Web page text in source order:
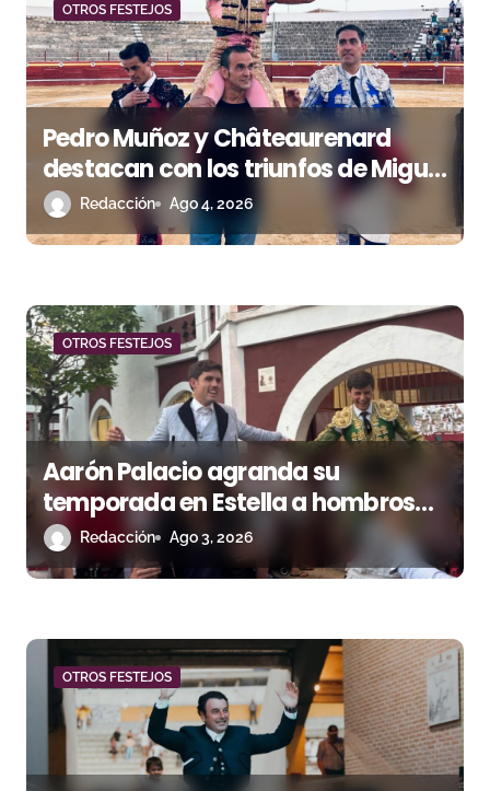
d
e
e
n
a
d
a
s
OTROS FESTEJOS
Pedro Muñoz y Châteaurenard
destacan con los triunfos de Miguel
Andrades e Ismael Martín
Redacción Ago 4, 2026
OTROS FESTEJOS
Aarón Palacio agranda su
temporada en Estella a hombros
junto a Guillermo Hermoso
Redacción Ago 3, 2026
OTROS FESTEJOS